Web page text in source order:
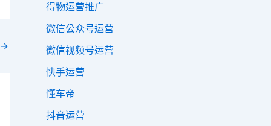
→
得物运营推广
微信公众号运营
微信视频号运营
快手运营
懂车帝
抖音运营